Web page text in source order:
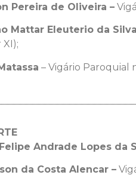
Pereira de Oliveira –
Mattar Eleuterio da
XI);
– Vigário Paroquial
Andrade Lopes da
da Costa Alencar –